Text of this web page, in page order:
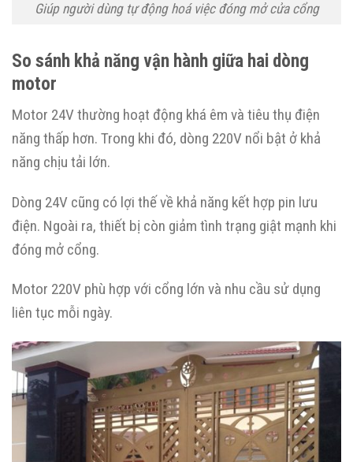
Giúp người dùng tự động hoá việc đóng mở cửa cổng
So sánh khả năng vận hành giữa hai dòng
motor
Motor 24V thường hoạt động khá êm và tiêu thụ điện
năng thấp hơn. Trong khi đó, dòng 220V nổi bật ở khả
năng chịu tải lớn.
Dòng 24V cũng có lợi thế về khả năng kết hợp pin lưu
điện. Ngoài ra, thiết bị còn giảm tình trạng giật mạnh khi
đóng mở cổng.
Motor 220V phù hợp với cổng lớn và nhu cầu sử dụng
liên tục mỗi ngày.